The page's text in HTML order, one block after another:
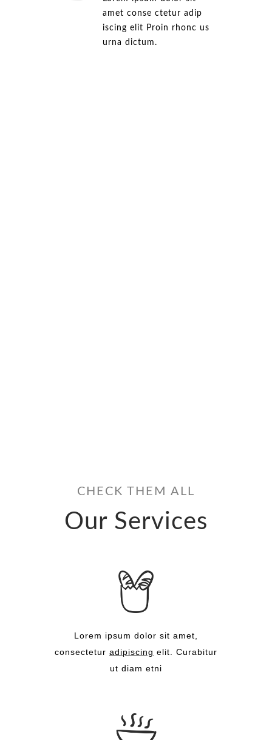
amet conse ctetur adip
iscing elit Proin rhonc us
urna dictum.
CHECK THEM ALL
Our Services
Lorem ipsum dolor sit amet,
consectetur adipiscing elit. Curabitur
ut diam etni